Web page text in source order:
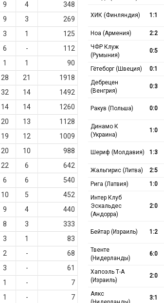
9 4
348
9 3
269
3 1
125
6 -
112
1 1
90
28 21
1918
32 14
1492
14 14
1260
20 13
1128
19 12
1009
20 10
988
22 6
642
6 6
540
10 5
452
9 4
440
8 3
333
3 1
83
2 -
68
3 -
61
1 -
7
1 -
7
ХИК (Финляндия) 1:1
Ноа (Армения)
2:2
ЧФР Клуж
(Румыния)
0:5
Гётеборг (Швеция) 0:1
Дебрецен
(Венгрия)
0:3
Ракув (Польша) 0:0
Динамо К
(Украина)
1:0
Шериф (Молдавия) 1:3
Жальгирис (Литва)
2:5
Рига (Латвия)
1:0
Интер Клуб
Эскальдес
(Андорра)
2:0
Бейтар (Израиль) 1:2
Твенте
(Нидерланды)
6:0
Хапоэль Т-А
(Израиль)
2:0
Аякс
3:1